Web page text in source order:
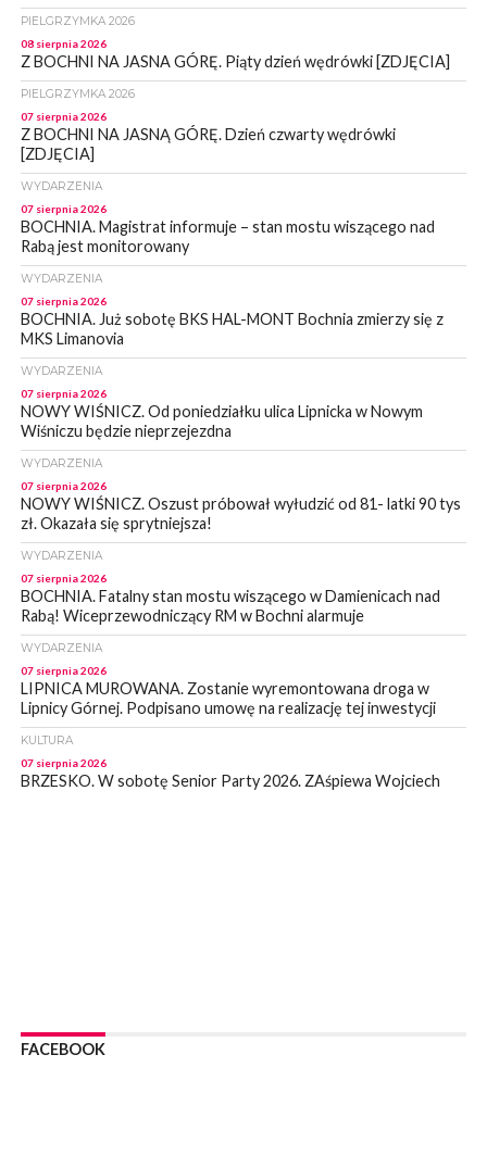
PIELGRZYMKA 2026
08 sierpnia 2026
Z BOCHNI NA JASNA GÓRĘ. Piąty dzień wędrówki [ZDJĘCIA]
PIELGRZYMKA 2026
07 sierpnia 2026
Z BOCHNI NA JASNĄ GÓRĘ. Dzień czwarty wędrówki
[ZDJĘCIA]
WYDARZENIA
07 sierpnia 2026
BOCHNIA. Magistrat informuje – stan mostu wiszącego nad
Rabą jest monitorowany
WYDARZENIA
07 sierpnia 2026
BOCHNIA. Już sobotę BKS HAL-MONT Bochnia zmierzy się z
MKS Limanovia
WYDARZENIA
07 sierpnia 2026
NOWY WIŚNICZ. Od poniedziałku ulica Lipnicka w Nowym
Wiśniczu będzie nieprzejezdna
WYDARZENIA
07 sierpnia 2026
NOWY WIŚNICZ. Oszust próbował wyłudzić od 81- latki 90 tys
zł. Okazała się sprytniejsza!
WYDARZENIA
07 sierpnia 2026
BOCHNIA. Fatalny stan mostu wiszącego w Damienicach nad
Rabą! Wiceprzewodniczący RM w Bochni alarmuje
WYDARZENIA
07 sierpnia 2026
LIPNICA MUROWANA. Zostanie wyremontowana droga w
Lipnicy Górnej. Podpisano umowę na realizację tej inwestycji
KULTURA
07 sierpnia 2026
BRZESKO. W sobotę Senior Party 2026. ZAśpiewa Wojciech
BOCHNIA. Podpisano umowę na wykonanie dokumentacji
projektowej przebudowy ulicy Dołuszyckiej
FACEBOOK